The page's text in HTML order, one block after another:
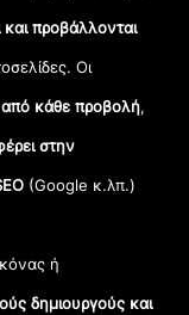
προβάλλονται
Οι
κάθε προβολή,
στην
(Google κ.λπ.)
ή
δημιουργούς και